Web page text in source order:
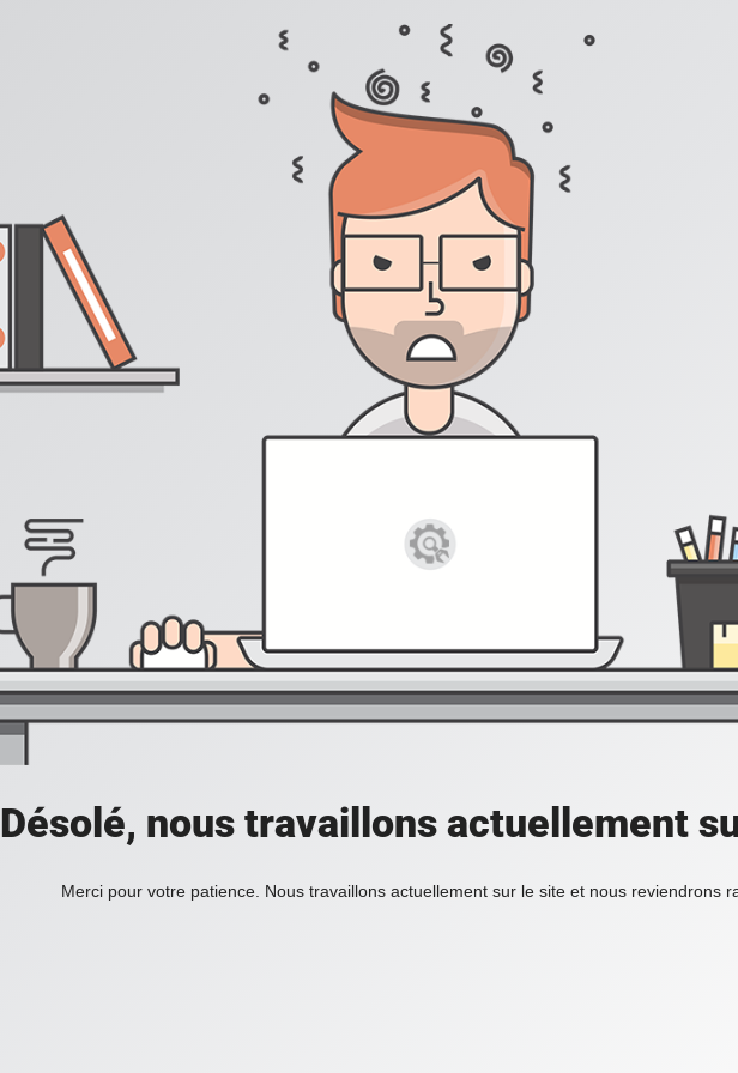
Désolé, nous travaillons actuellement
Merci pour votre patience. Nous travaillons actuellement sur le site et nous reviendrons